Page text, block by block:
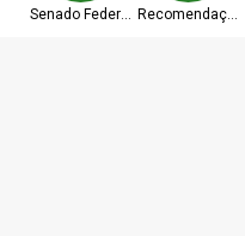
Senado Federal Recomendação